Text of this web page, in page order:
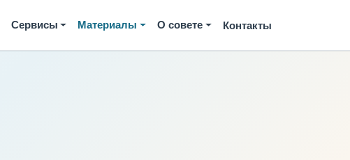
Сервисы Материалы О совете Контакты